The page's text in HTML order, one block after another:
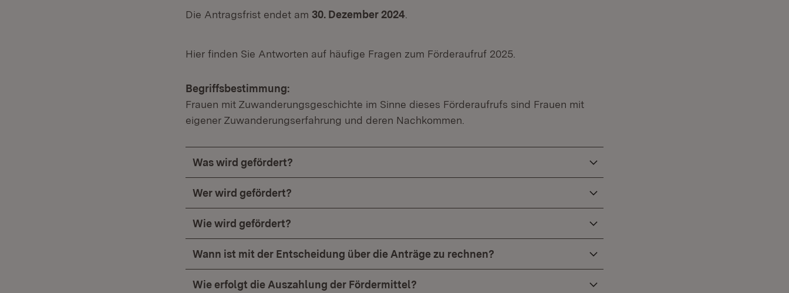
Die Antragsfrist endet am 30. Dezember 2024
Hier finden Sie Antworten auf häufige Fragen zum Förderaufruf 2025.
Begriffsbestimmung:
Frauen mit Zuwanderungsgeschichte im Sinne dieses Förderaufrufs sind Frauen mit
eigener Zuwanderungserfahrung und deren Nachkommen.
Was wird gefördert?
Wer wird gefördert?
Wie wird gefördert?
Wann ist mit der Entscheidung über die Anträge zu rechnen?
Wie erfolgt die Auszahlung der Fördermittel?